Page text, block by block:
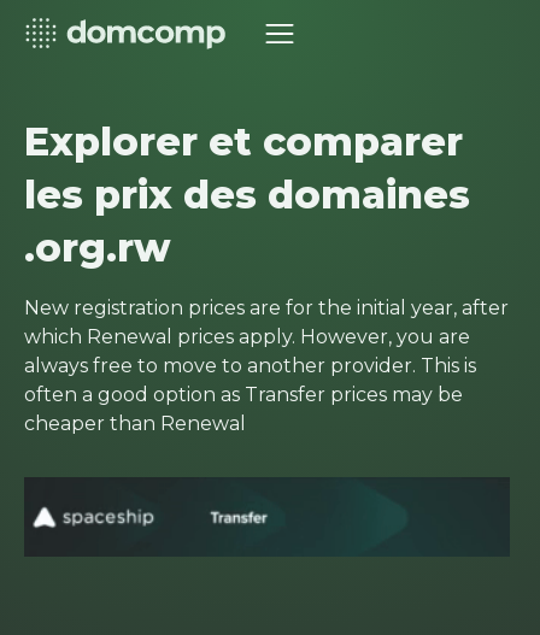
Explorer et comparer
les prix des domaines
.org.rw
New registration prices are for the initial year, after
which Renewal prices apply. However, you are
always free to move to another provider. This is
often a good option as Transfer prices may be
cheaper than Renewal